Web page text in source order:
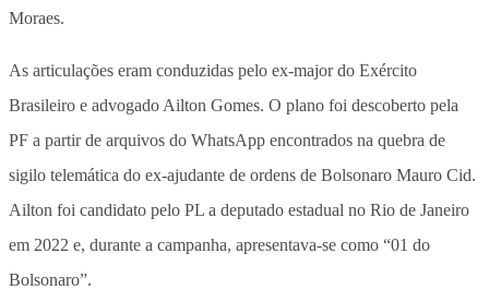
Moraes.
As articulações eram conduzidas pelo ex-major do Exército
Brasileiro e advogado Ailton Gomes. O plano foi descoberto pela
PF a partir de arquivos do WhatsApp encontrados na quebra de
sigilo telemática do ex-ajudante de ordens de Bolsonaro Mauro Cid.
Ailton foi candidato pelo PL a deputado estadual no Rio de Janeiro
em 2022 e, durante a campanha, apresentava-se como “01 do
Bolsonaro”.